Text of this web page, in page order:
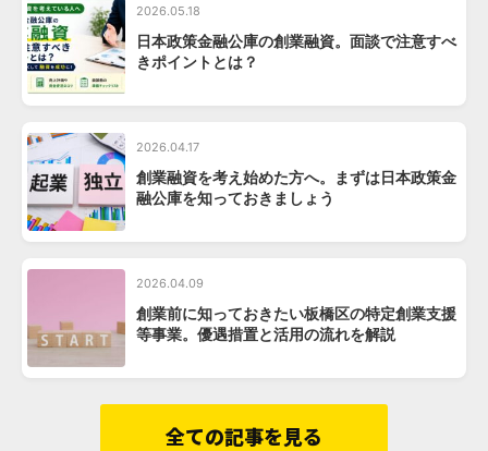
2026.05.18
日本政策金融公庫の創業融資。面談で注意すべ
きポイントとは？
2026.04.17
創業融資を考え始めた方へ。まずは日本政策金
融公庫を知っておきましょう
2026.04.09
創業前に知っておきたい板橋区の特定創業支援
等事業。優遇措置と活用の流れを解説
全ての記事を見る